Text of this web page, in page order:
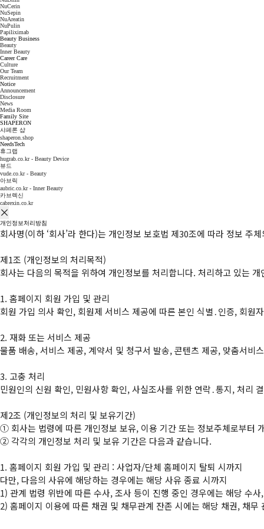
NuCerin
NuSepin
NuAreatin
NuPulin
Papiliximab
Beauty Business
Beauty
Inner Beauty
Career Care
Culture
Our Team
Recruitment
Notice
Announcement
Disclosure
News
Media Room
Family Site
SHAPERON
샤페론 샵
shaperon.shop
NeedsTech
휴그랩
hugrab.co.kr - Beauty Device
뷰드
vude.co.kr - Beauty
아브릭
aubric.co.kr - Inner Beauty
카브렉신
cabrexin.co.kr
개인정보처리방침
회사명(이하 ‘회사’라 한다)는 개인정보 보호법 제30조에 따라 정보
제1조 (개인정보의 처리목적)
회사는 다음의 목적을 위하여 개인정보를 처리합니다. 처리하고 있는
1. 홈페이지 회원 가입 및 관리
회원 가입 의사 확인, 회원제 서비스 제공에 따른 본인 식별․인증, 회
2. 재화 또는 서비스 제공
물품 배송, 서비스 제공, 계약서 및 청구서 발송, 콘텐츠 제공, 맞춤서비
3. 고충 처리
민원인의 신원 확인, 민원사항 확인, 사실조사를 위한 연락․통지, 처리
①
② 각각의 개인정보 처리 및 보유 기간은 다음과 같습니다.
1. 홈페이지 회원 가입 및 관리 : 사업자/단체 홈페이지 탈퇴 시까지
다만, 다음의 사유에 해당하는 경우에는 해당 사유 종료 시까지
1) 관계 법령 위반에 따른 수사, 조사 등이 진행 중인 경우에는 해당 수
2) 홈페이지 이용에 따른 채권 및 채무관계 잔존 시에는 해당 채권, 채무